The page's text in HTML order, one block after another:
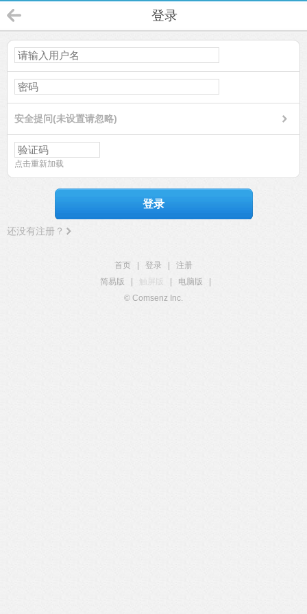
登录
安全提问(未设置请忽略)
点击重新加载
登录
还没有注册？
首页 登录
注册
简易版
触屏版 电脑版
© Comsenz Inc.